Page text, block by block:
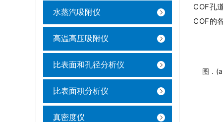
水蒸汽吸附仪
高温高压吸附仪
比表面和孔径分析仪
比表面积分析仪
真密度仪
COF孔
COF的
图 .